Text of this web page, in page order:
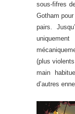
sous-fifres
Gotham
pairs.
(plus
main
d’autres